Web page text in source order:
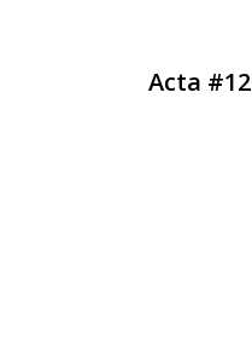
Acta #12